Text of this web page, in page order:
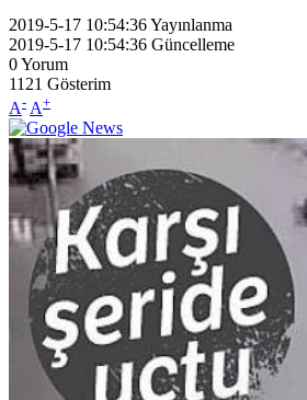
2019-5-17 10:54:36Yayınlanma
2019-5-17 10:54:36 Güncelleme
0Yorum
1121 Gösterim
A- A+